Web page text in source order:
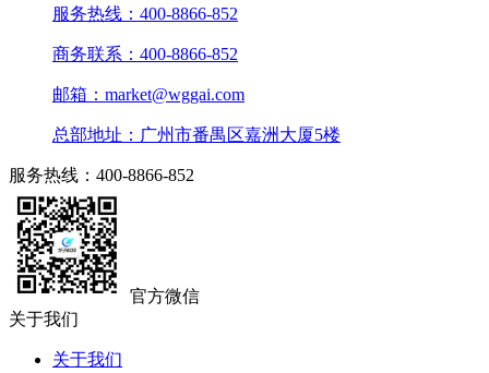
服务热线：400-8866-852
商务联系：400-8866-852
邮箱：market@wggai.com
总部地址：广州市番禺区嘉洲大厦5楼
服务热线：400-8866-852
官方微信
关于我们
关于我们